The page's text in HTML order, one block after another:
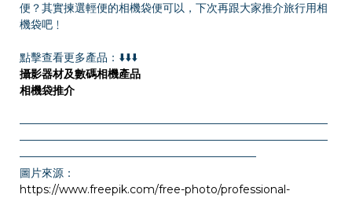
便？其實揀選輕便的相機袋便可以，下次再跟大家推介旅行用相
機袋吧﹗
點擊查看更多產品：⬇️⬇️⬇️
攝影器材及數碼相機產品
相機袋推介
————————————————————————————
————————————————————————————
—————————————————————–
圖片來源：
https://www.freepik.com/free-photo/professional-